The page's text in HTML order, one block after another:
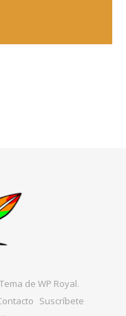
de WP Royal.
Suscríbete